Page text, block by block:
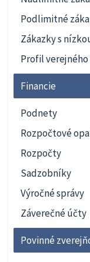
Podlimitné
Zákazky s
Profil
Financie
Podnety
Rozpočtové
Rozpočty
Sadzobníky
Výročné správy
Záverečné účty
Povinné